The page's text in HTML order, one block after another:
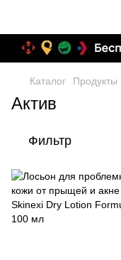
Каталог Продукты
Актив
Фильтр